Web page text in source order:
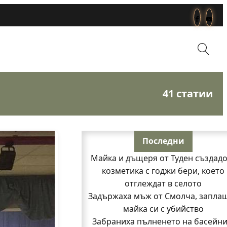
41 статии
Последни
Майка и дъщеря от Туден
козметика с годжи бери, което
отглеждат в селото
Задържаха мъж от Смолча,
майка си с убийство
Забраниха пълненето на